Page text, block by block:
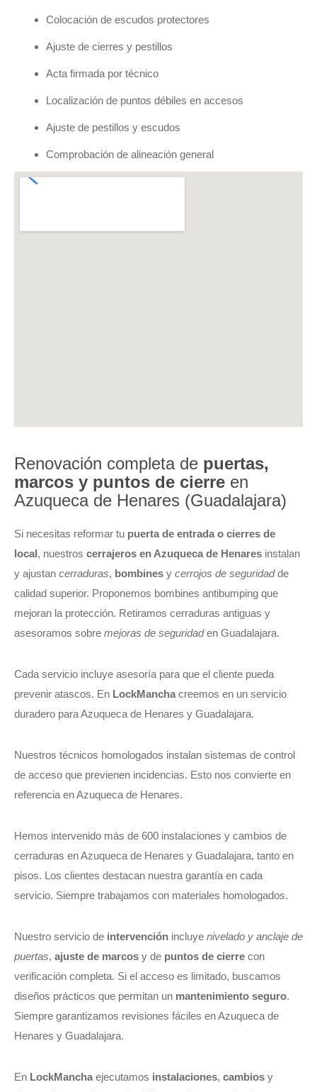
Colocación de escudos protectores
Ajuste de cierres y pestillos
Acta firmada por técnico
Localización de puntos débiles en accesos
Ajuste de pestillos y escudos
Comprobación de alineación general
Renovación completa de puertas,
marcos y puntos de cierre en
Azuqueca de Henares (Guadalajara)
Si necesitas reformar tu puerta de entrada o cierres de
local, nuestros cerrajeros en Azuqueca de Henares instalan
y ajustan cerraduras, bombines y cerrojos de seguridadde
calidad superior. Proponemos bombines antibumping que
mejoran la protección. Retiramos cerraduras antiguas y
asesoramos sobre mejoras de seguridaden Guadalajara.
Cada servicio incluye asesoría para que el cliente pueda
prevenir atascos. En LockMancha creemos en un servicio
duradero para Azuqueca de Henares y Guadalajara.
Nuestros técnicos homologados instalan sistemas de control
de acceso que previenen incidencias. Esto nos convierte en
referencia en Azuqueca de Henares.
Hemos intervenido más de 600 instalaciones y cambios de
cerraduras en Azuqueca de Henares y Guadalajara, tanto en
pisos. Los clientes destacan nuestra garantía en cada
servicio. Siempre trabajamos con materiales homologados.
Nuestro servicio de intervención incluye nivelado y anclaje de
puertas, ajuste de marcos y de puntos de cierre con
verificación completa. Si el acceso es limitado, buscamos
diseños prácticos que permitan un mantenimiento seguro.
Siempre garantizamos revisiones fáciles en Azuqueca de
Henares y Guadalajara.
En LockMancha ejecutamos instalaciones, cambios y